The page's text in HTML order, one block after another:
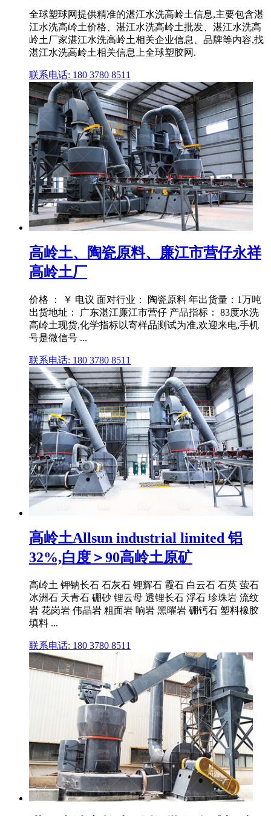
全球塑球网提供精准的湛江水洗高岭土信息,主要包含湛
江水洗高岭土价格、湛江水洗高岭土批发、湛江水洗高
岭土厂家湛江水洗高岭土相关企业信息、品牌等内容,找
湛江水洗高岭土相关信息上全球塑胶网.
联系电话: 180 3780 8511
高岭土、陶瓷原料、廉江市营仔永祥
高岭土厂
价格 ： ￥ 电议 面对行业： 陶瓷原料 年出货量：1万吨
出货地址： 广东湛江廉江市营仔 产品指标： 83度水洗
高岭土现货,化学指标以寄样品测试为准,欢迎来电,手机
号是微信号 ...
联系电话: 180 3780 8511
高岭土Allsun industrial limited 铝
32%,白度＞90高岭土原矿
高岭土 钾钠长石 石灰石 锂辉石 霞石 白云石 石英 萤石
冰洲石 天青石 硼砂 锂云母 透锂长石 浮石 珍珠岩 流纹
岩 花岗岩 伟晶岩 粗面岩 响岩 黑曜岩 硼钙石 塑料橡胶
填料 ...
联系电话: 180 3780 8511